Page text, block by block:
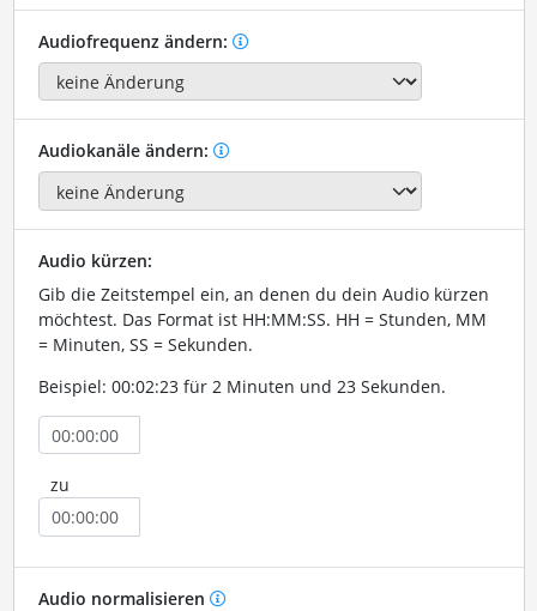
Audiofrequenz ändern:
Audiokanäle ändern:
Audio kürzen:
Gib die Zeitstempel ein, an denen du dein Audio kürzen
möchtest. Das Format ist HH:MM:SS. HH = Stunden, MM
= Minuten, SS = Sekunden.
Beispiel: 00:02:23 für 2 Minuten und 23 Sekunden.
zu
Audio normalisieren